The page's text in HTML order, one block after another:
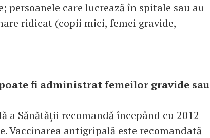
persoanele care lucrează în spitale sau au
ridicat (copii mici, femei gravide,
fi administrat femeilor gravide sau
a Sănătăţii recomandă începând cu 2012
Vaccinarea antigripală este recomandată